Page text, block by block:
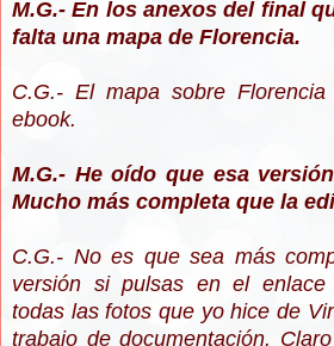
M.G.- En los anexos del final
falta una mapa de Florencia.
C.G.- El mapa sobre
ebook.
M.G.- He oído que esa
Mucho más completa que la
C.G.- No es que sea más
versión si pulsas en el enlace
todas las fotos que yo hice de
trabajo de documentación.